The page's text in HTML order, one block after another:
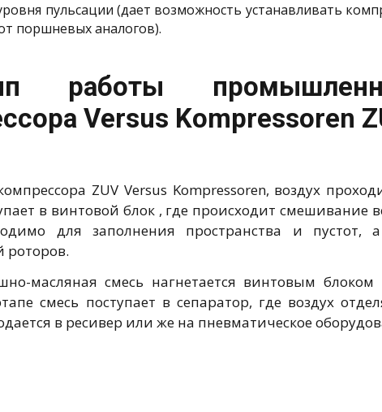
пульсации (дает возможность устанавливать
поршневых аналогов).
работы
Versus Kompressoren
ZUV Versus Kompressoren, воздух
в винтовой блок , где происходит смешивание
для заполнения пространства и пустот,
роторов.
масляная смесь нагнетается винтовым
смесь поступает в сепаратор, где воздух
в ресивер или же на пневматическое